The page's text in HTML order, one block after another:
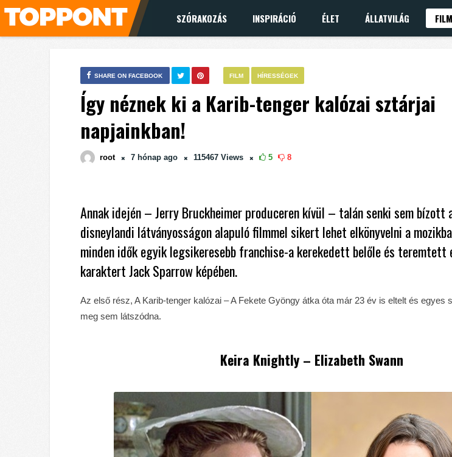
SZÓRAKOZÁS INSPIRÁCIÓ ÉLET ÁLLATVILÁG FILM
FILM HÍRESSÉGEK
SHARE ON FACEBOOK
Így néznek ki a Karib-tenger kalózai sztárjai
napjainkban!
root 7 hónap ago 115467 Views 5 8
Annak idején – Jerry Bruckheimer produceren kívül – talán senki sem bízott
disneylandi látványosságon alapuló filmmel sikert lehet elkönyvelni a
minden idők egyik legsikeresebb franchise-a kerekedett belőle és
karaktert Jack Sparrow képében.
Az első rész, A Karib-tenger kalózai – A Fekete Gyöngy átka óta már 23 év is eltelt és egyes
meg sem látszódna.
Keira Knightly – Elizabeth Swann